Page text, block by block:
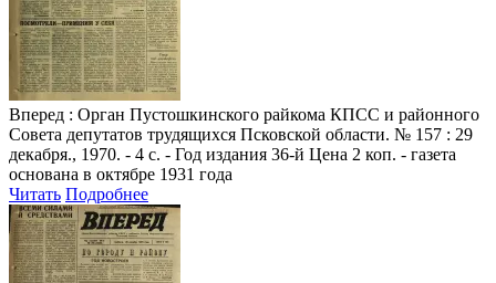
Вперед : Орган Пустошкинского райкома КПСС и районного
Совета депутатов трудящихся Псковской области. № 157 : 29
декабря., 1970. - 4 с. - Год издания 36-й Цена 2 коп. - газета
основана в октябре 1931 года
Читать Подробнее